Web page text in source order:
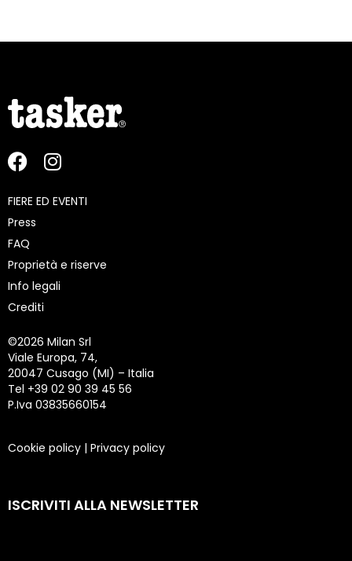
FIERE ED EVENTI
Press
FAQ
Proprietà e riserve
Info legali
Crediti
©2026 Milan Srl
Viale Europa, 74,
20047 Cusago (MI) – Italia
Tel +39 02 90 39 45 56
P.Iva 03835660154
Cookie policy | Privacy policy
ISCRIVITI ALLA NEWSLETTER